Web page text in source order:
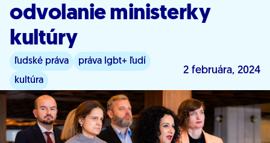
odvolanie ministerky
kultúry
ľudské práva
práva lgbt+ ľudí
kultúra
2 februára, 2024